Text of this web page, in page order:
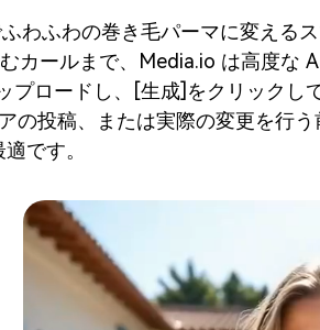
わふわの巻き毛パーマに変える
カールまで、Media.io は高度な
ロードし、[生成]をクリックし
投稿、または実際の変更を行
です。